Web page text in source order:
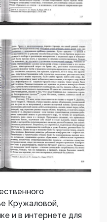
Кружаловой,
и в интернете для